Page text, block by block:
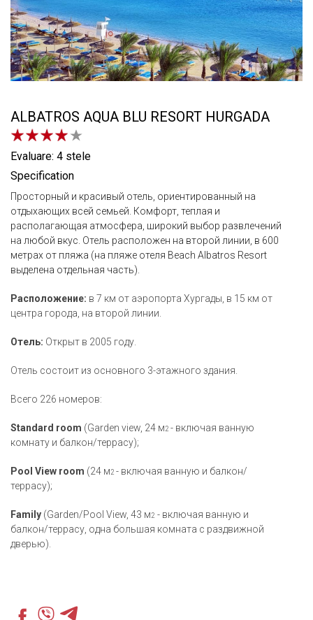
ALBATROS AQUA BLU RESORT HURGADA
Evaluare: 4 stele
Specification
Просторный и красивый отель, ориентированный на
отдыхающих всей семьей. Комфорт, теплая и
располагающая атмосфера, широкий выбор развлечений
на любой вкус. Отель расположен на второй линии, в 600
метрах от пляжа (на пляже отеля Beach Albatros Resort
выделена отдельная часть).
Расположение: в 7 км от аэропорта Хургады, в 15 км от
центра города, на второй линии.
Отель: Открыт в 2005 году.
Отель состоит из основного 3-этажного здания.
Всего 226 номеров:
Standard room (Garden view, 24 м2 - включая ванную
комнату и балкон/террасу);
Pool View room (24 м2 - включая ванную и балкон/
террасу);
Family (Garden/Pool View, 43 м2 - включая ванную и
балкон/террасу, одна большая комната с раздвижной
дверью).